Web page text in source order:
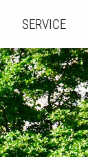
SERVICE